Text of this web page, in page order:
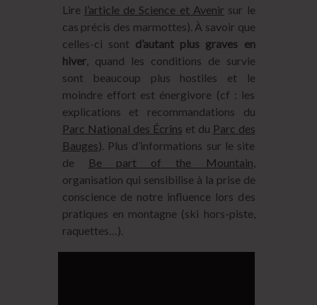
Lire l’article de Science et Avenir sur le
cas précis des marmottes). À savoir que
celles-ci sont d’autant plus graves en
hiver, quand les conditions de survie
sont beaucoup plus hostiles et le
moindre effort est énergivore (cf : les
explications et recommandations du
Parc National des Écrins et du Parc des
Bauges). Plus d’informations sur le site
de
Be part of the Mountain
organisation qui sensibilise à la prise de
conscience de notre influence lors des
pratiques en montagne (ski hors-piste,
raquettes…).